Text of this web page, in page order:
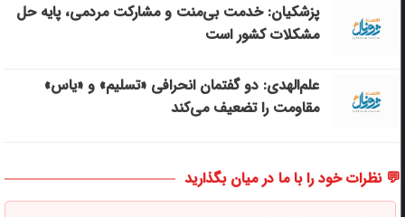
پزشکیان: خدمت بی‌منت و مشارکت مردمی، پایه حل
مشکلات کشور است
علم‌الهدی: دو گفتمان انحرافی «تسلیم» و «یاس»
مقاومت را تضعیف می‌کند
💬 نظرات خود را با ما در میان بگذارید